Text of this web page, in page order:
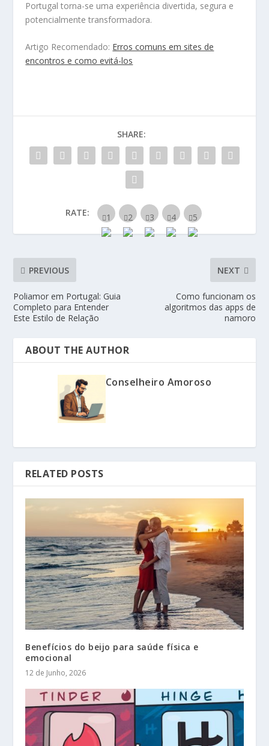
Portugal torna-se uma experiência divertida, segura e
potencialmente transformadora.
Artigo Recomendado: Erros comuns em sites de
encontros e como evitá-los
SHARE:
RATE:
PREVIOUS
Poliamor em Portugal: Guia
Completo para Entender
Este Estilo de Relação
NEXT
Como funcionam os
algoritmos das apps de
namoro
ABOUT THE AUTHOR
Conselheiro Amoroso
RELATED POSTS
Benefícios do beijo para saúde física e
emocional
12 de Junho, 2026